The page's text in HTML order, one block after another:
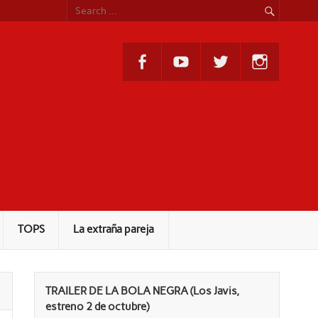
TOPS La extraña pareja
TRAILER DE LA BOLA NEGRA (Los Javis,
estreno 2 de octubre)